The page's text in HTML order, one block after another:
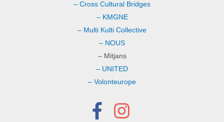
– Cross Cultural Bridges
– KMGNE
– Multi Kulti Collective
– NOUS
– Mitjans
– UNITED
– Volonteurope